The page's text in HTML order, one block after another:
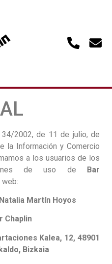
2002, de 11 de julio, de
la Información y Comercio
a los usuarios de los
de uso de Bar
Natalia Martín Hoyos
Chaplin
Kalea, 12, 48901
Bizkaia